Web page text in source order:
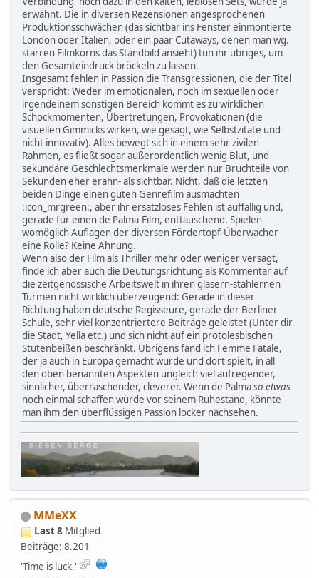
erwähnt. Die in diversen Rezensionen angesprochenen
Produktionsschwächen (das sichtbar ins Fenster einmontierte
London oder Italien, oder ein paar Cutaways, denen man wg.
starren Filmkorns das Standbild ansieht) tun ihr übriges, um
den Gesamteindruck bröckeln zu lassen.
Insgesamt fehlen in Passion die Transgressionen, die der Titel
verspricht: Weder im emotionalen, noch im sexuellen oder
irgendeinem sonstigen Bereich kommt es zu wirklichen
Schockmomenten, Übertretungen, Provokationen (die
visuellen Gimmicks wirken, wie gesagt, wie Selbstzitate und
nicht innovativ). Alles bewegt sich in einem sehr zivilen
Rahmen, es fließt sogar außerordentlich wenig Blut, und
sekundäre Geschlechtsmerkmale werden nur Bruchteile von
Sekunden eher erahn- als sichtbar. Nicht, daß die letzten
beiden Dinge einen guten Genrefilm ausmachten
:icon_mrgreen:, aber ihr ersatzloses Fehlen ist auffällig und,
gerade für einen de Palma-Film, enttäuschend. Spielen
womöglich Auflagen der diversen Fördertopf-Überwacher
eine Rolle? Keine Ahnung.
Wenn also der Film als Thriller mehr oder weniger versagt,
finde ich aber auch die Deutungsrichtung als Kommentar auf
die zeitgenössische Arbeitswelt in ihren gläsern-stählernen
Türmen nicht wirklich überzeugend: Gerade in dieser
Richtung haben deutsche Regisseure, gerade der Berliner
Schule, sehr viel konzentriertere Beiträge geleistet (Unter dir
die Stadt, Yella etc.) und sich nicht auf ein protolesbischen
Stutenbeißen beschränkt. Übrigens fand ich Femme Fatale,
der ja auch in Europa gemacht wurde und dort spielt, in all
den oben benannten Aspekten ungleich viel aufregender,
sinnlicher, überraschender, cleverer. Wenn de Palmaso etwas
noch einmal schaffen würde vor seinem Ruhestand, könnte
man ihm den überflüssigen Passion locker nachsehen.
MMeXX
Last 8 Mitglied
Beiträge: 8.201
'Time is luck.'